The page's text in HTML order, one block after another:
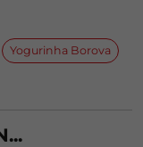
Yogurinha Borova